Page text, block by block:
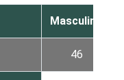
Masculino
46